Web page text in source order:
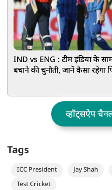
IND vs ENG : टीम इंडिया के
बचाने की चुनौती, जानें कैसा
व्हॉट्सऐप
Tags
ICC President Jay Shah
Test Cricket